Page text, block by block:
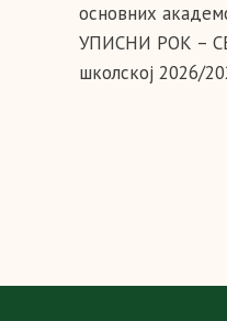
основних
УПИСНИ РОК –
школској 2026/